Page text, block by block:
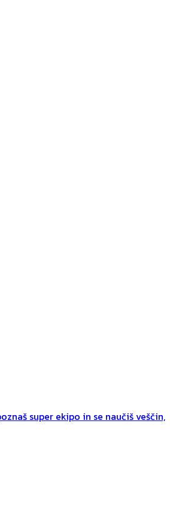
super ekipo in se naučiš veščin,